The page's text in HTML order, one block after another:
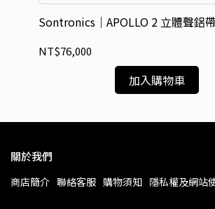
Sontronics｜APOLLO 2 立體聲鋁
NT$76,000
加入購物車
關於我們
商店簡介 聯絡客服 購物須知 隱私權及網站